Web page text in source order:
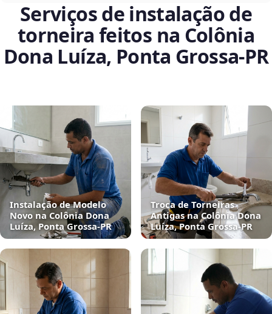
Serviços de instalação de
torneira feitos na Colônia
Dona Luíza, Ponta Grossa‑PR
Instalação de Modelo
Novo na Colônia Dona
Luíza, Ponta Grossa‑PR
Troca de Torneiras
Antigas na Colônia Dona
Luíza, Ponta Grossa‑PR